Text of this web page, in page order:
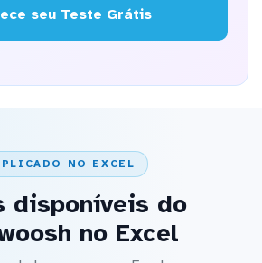
seu Teste Grátis
NO EXCEL
disponíveis do
no Excel